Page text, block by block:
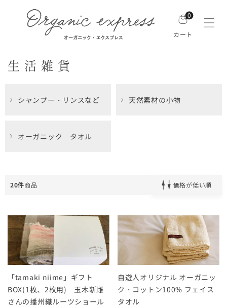
0
カート
生活雑貨
シャンプー・リンスなど 天然素材の小物
オーガニック タオル
20件商品 価格が低い順
「tamaki niime」ギフト
BOX(1枚、2枚用) 玉木新雌
さんの播州織ルーツショール
自遊人オリジナル オーガニッ
ク・コットン100% フェイス
タオル